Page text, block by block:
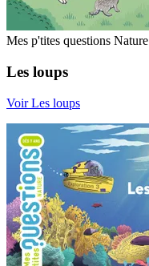
Mes p'tites questions Nature
Les loups
Voir Les loups